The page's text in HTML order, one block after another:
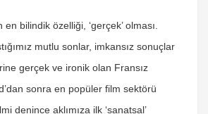
bilindik özelliği, ‘gerçek’ olması.
mutlu sonlar, imkansız sonuçlar
gerçek ve ironik olan Fransız
sonra en popüler film sektörü
denince aklımıza ilk ‘sanatsal’